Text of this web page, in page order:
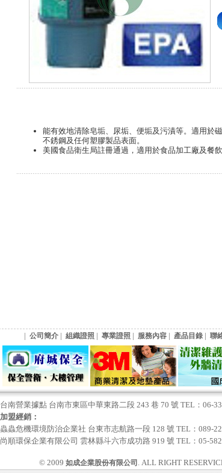
能有效地清除皂垢、尿垢、便垢及污漬等。適用於
不銹鋼及任何塑膠製品表面。
美國食品衛生局註冊通過，適用於食品加工廠及餐
| 公司簡介 | 組織證照 | 專業證照 | 服務內容 | 產品目錄 | 聯
台南營業據點 台南市東區中華東路二段 243 巷 70 號 TEL：06-
加盟經銷：
蟲蟲危機環境防治企業社 台東市志航路一段 128 號 TEL：089-
尚順環保企業有限公司 雲林縣斗六市成功路 919 號 TEL：05-
© 2009 如成企業股份有限公司 . ALL RIGHT